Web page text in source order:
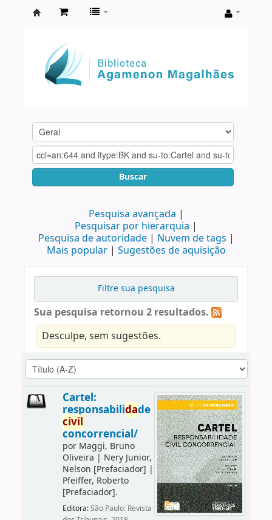
Agamenon
Magalhães
Buscar
Pesquisa avançada
Pesquisar por hierarquia
Pesquisa de autoridade
Nuvem de tags
Mais popular
Sugestões de aquisição
Filtre sua pesquisa
Sua pesquisa retornou 2 resultados.
Desculpe, sem sugestões.
Cartel:
responsabilidade
civil
concorrencial/
por Maggi, Bruno
Oliveira | Nery Junior,
Nelson [Prefaciador] |
Pfeiffer, Roberto
[Prefaciador].
Editora:São Paulo: Revista